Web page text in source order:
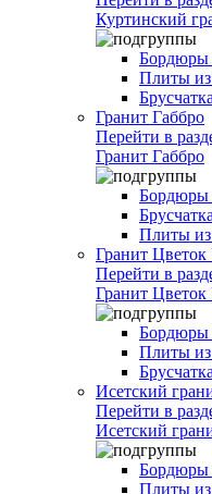
Куртинский
Бордюры
Плиты из
Гранит Габбро
Перейти в
Гранит Габбро
Бордюры
Плиты из
Гранит Цветок
Перейти в
Гранит Цветок
Бордюры
Плиты из
Исетский
Перейти в
Исетский
Бордюры
Плиты из